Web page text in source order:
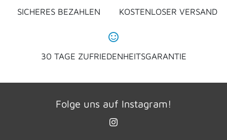
SICHERES BEZAHLEN KOSTENLOSER VERSAND
sentiment_satisfied_alt
30 TAGE ZUFRIEDENHEITSGARANTIE
Folge uns auf Instagram!